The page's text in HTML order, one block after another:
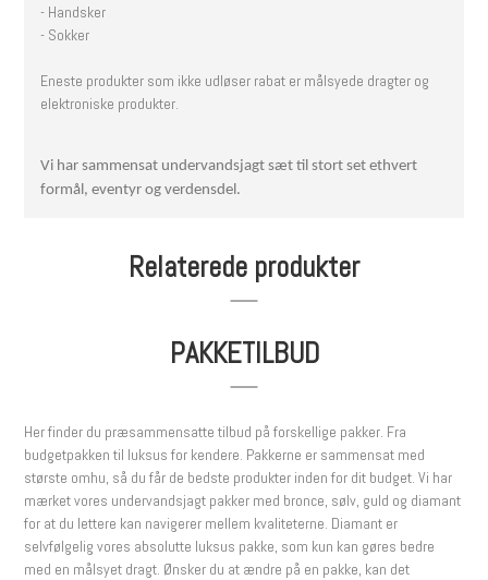
- Handsker
- Sokker
Eneste produkter som ikke udløser rabat er målsyede dragter og
elektroniske produkter.
Vi har sammensat undervandsjagt sæt til stort set ethvert
formål, eventyr og verdensdel.
Relaterede produkter
PAKKETILBUD
Her finder du præsammensatte tilbud på forskellige pakker. Fra
budgetpakken til luksus for kendere. Pakkerne er sammensat med
største omhu, så du får de bedste produkter inden for dit budget. Vi har
mærket vores undervandsjagt pakker med bronce, sølv, guld og diamant
for at du lettere kan navigerer mellem kvaliteterne. Diamant er
selvfølgelig vores absolutte luksus pakke, som kun kan gøres bedre
med en målsyet dragt. Ønsker du at ændre på en pakke, kan det